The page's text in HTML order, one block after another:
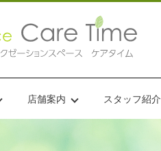
店舗案内 スタッフ紹介